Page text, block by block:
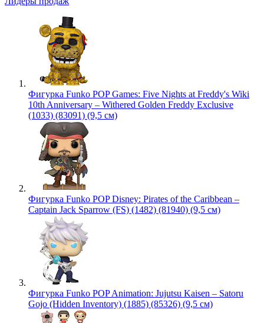
Фигурка Funko POP Games: Five Nights at Freddy's Wiki
10th Anniversary – Withered Golden Freddy Exclusive
(1033) (83091) (9,5 см)
Фигурка Funko POP Disney: Pirates of the Caribbean –
Captain Jack Sparrow (FS) (1482) (81940) (9,5 см)
Фигурка Funko POP Animation: Jujutsu Kaisen – Satoru
Gojo (Hidden Inventory) (1885) (85326) (9,5 см)